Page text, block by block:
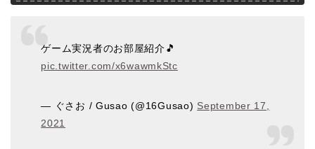
ゲーム実況者のお部屋紹介🎵
pic.twitter.com/x6wawmkStc
— ぐさお / Gusao (@16Gusao) September 17,
2021